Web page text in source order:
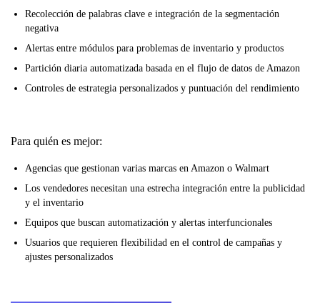
Recolección de palabras clave e integración de la segmentación
negativa
Alertas entre módulos para problemas de inventario y productos
Partición diaria automatizada basada en el flujo de datos de Amazon
Controles de estrategia personalizados y puntuación del rendimiento
Para quién es mejor:
Agencias que gestionan varias marcas en Amazon o Walmart
Los vendedores necesitan una estrecha integración entre la publicidad
y el inventario
Equipos que buscan automatización y alertas interfuncionales
Usuarios que requieren flexibilidad en el control de campañas y
ajustes personalizados